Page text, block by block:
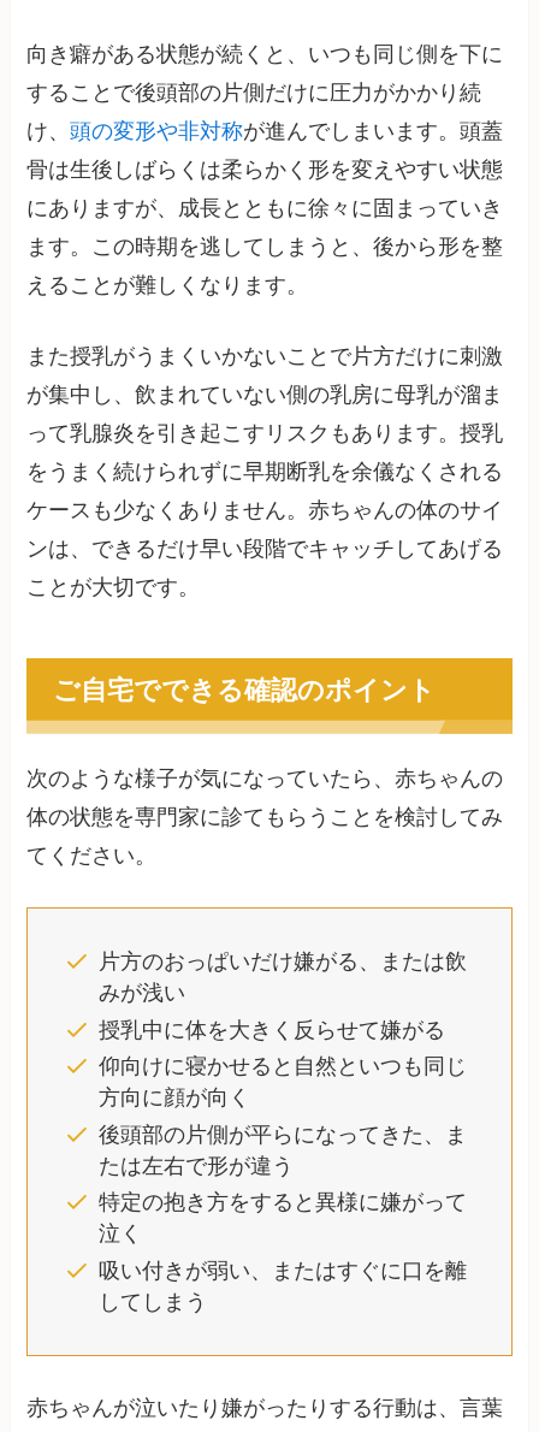
向き癖がある状態が続くと、いつも同じ側を下に
することで後頭部の片側だけに圧力がかかり続
け、頭の変形や非対称が進んでしまいます。頭蓋
骨は生後しばらくは柔らかく形を変えやすい状態
にありますが、成長とともに徐々に固まっていき
ます。この時期を逃してしまうと、後から形を整
えることが難しくなります。
また授乳がうまくいかないことで片方だけに刺激
が集中し、飲まれていない側の乳房に母乳が溜ま
って乳腺炎を引き起こすリスクもあります。授乳
をうまく続けられずに早期断乳を余儀なくされる
ケースも少なくありません。赤ちゃんの体のサイ
ンは、できるだけ早い段階でキャッチしてあげる
ことが大切です。
ご自宅でできる確認のポイント
次のような様子が気になっていたら、赤ちゃんの
体の状態を専門家に診てもらうことを検討してみ
てください。
片方のおっぱいだけ嫌がる、または飲
みが浅い
授乳中に体を大きく反らせて嫌がる
仰向けに寝かせると自然といつも同じ
方向に顔が向く
後頭部の片側が平らになってきた、ま
たは左右で形が違う
特定の抱き方をすると異様に嫌がって
泣く
吸い付きが弱い、またはすぐに口を離
してしまう
赤ちゃんが泣いたり嫌がったりする行動は、言葉